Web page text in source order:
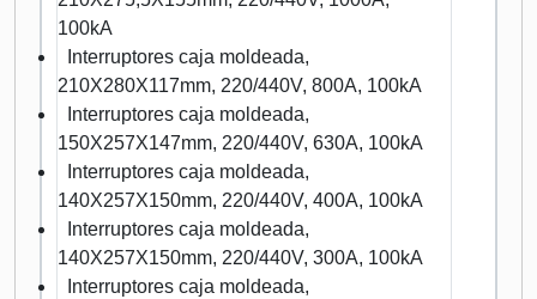
100kA
Interruptores caja moldeada,
210X280X117mm, 220/440V, 800A, 100kA
Interruptores caja moldeada,
150X257X147mm, 220/440V, 630A, 100kA
Interruptores caja moldeada,
140X257X150mm, 220/440V, 400A, 100kA
Interruptores caja moldeada,
140X257X150mm, 220/440V, 300A, 100kA
Interruptores caja moldeada,